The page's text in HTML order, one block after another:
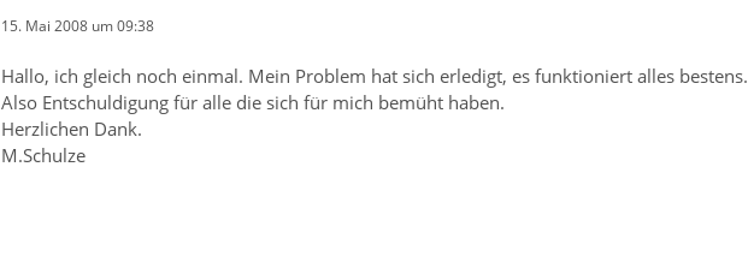
15. Mai 2008 um 09:38
Hallo, ich gleich noch einmal. Mein Problem hat sich erledigt, es funktioniert alles bestens.
Also Entschuldigung für alle die sich für mich bemüht haben.
Herzlichen Dank.
M.Schulze